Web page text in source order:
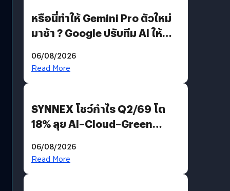
หรือนี่ทำให้ Gemini Pro ตัวใหม่
มาช้า ? Google ปรับทีม AI ให้
AGI
06/08/2026
Read More
SYNNEX โชว์กำไร Q2/69 โต
18% ลุย AI–Cloud–Green
Revenue เร่งเครื่อง New
06/08/2026
Read More